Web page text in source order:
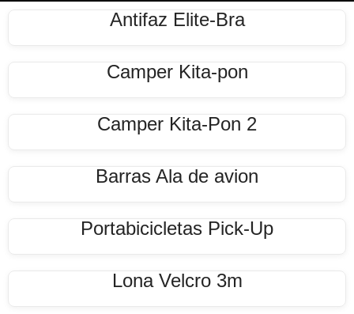
Antifaz Elite-Bra
Camper Kita-pon
Camper Kita-Pon 2
Barras Ala de avion
Portabicicletas Pick-Up
Lona Velcro 3m